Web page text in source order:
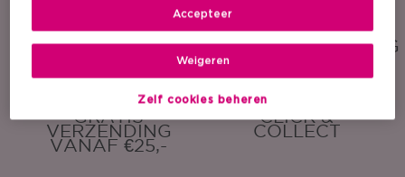
GRATIS
SAMPLE
GRATIS
CADEAUVERPAKKING
GRATIS
VERZENDING
VANAF €25,-
CLICK &
COLLECT
Zelf cookies beheren
Weigeren
Accepteer